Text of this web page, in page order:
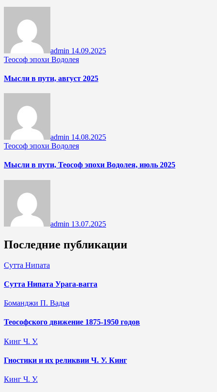
admin 14.09.2025
Теософ эпохи Водолея
Мысли в пути, август 2025
admin 14.08.2025
Теософ эпохи Водолея
Мысли в пути, Теософ эпохи Водолея, июль 2025
admin 13.07.2025
Последние публикации
Сутта Нипата
Сутта Нипата Урага-вагга
Боманджи П. Вадья
Теософского движение 1875-1950 годов
Кинг Ч. У.
Гностики и их реликвии Ч. У. Кинг
Кинг Ч. У.